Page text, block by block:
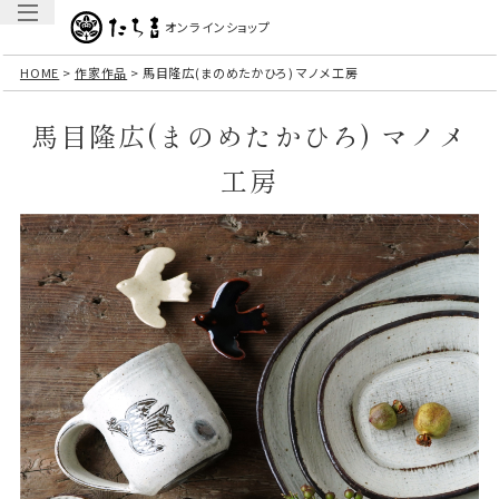
オンラインショップ
HOME 作家作品 馬目隆広(まのめたかひろ) マノメ工房
馬目隆広(まのめたかひろ) マノメ
工房